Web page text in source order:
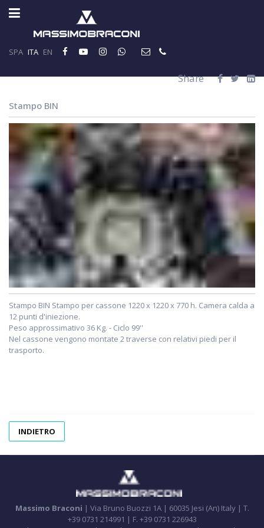
SPA ITA EN
Share
Stampo BIN
Stampo BIN Stampo per cassone 1220 x 1220 x 770 h. Camera calda a
12 punti d'iniezione.
Peso approssimativo 36 Kg. - Ciclo 99''
Nel cassone vengono montate 2 traverse con relativi piedi per il
trasporto.
INDIETRO
Massimo Braconi | Via Bruno Buozzi 1A | 60035 Jesi (An) Italy | T.
+39 0731 214991 | F. +39 0731 226943